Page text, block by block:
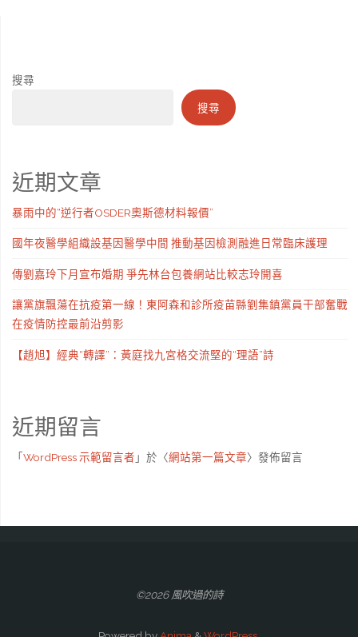
搜尋
搜尋
近期文章
暴雨中的“逆行者OSDER奧斯德材料報價”
國年夜醫學組織設基因醫學中間 推動基因檢測融進日常臨床護理
傳劉嘉玲下月宣布婚期 爭先林台包養網站比較志玲開喜
讓黨旗飄蕩在抗疫第一線！東阿森和診所疫苗縣劉集鎮黨員干部奮戰
在疫情防控最前沿剪影
【趙旭】經典“轉譯”：黃庭找九宮格交流堅的“理語”詩
近期留言
「 WordPress 示範留言者 」於〈網站第一篇文章〉發佈留言
©2026 風吹過的詩